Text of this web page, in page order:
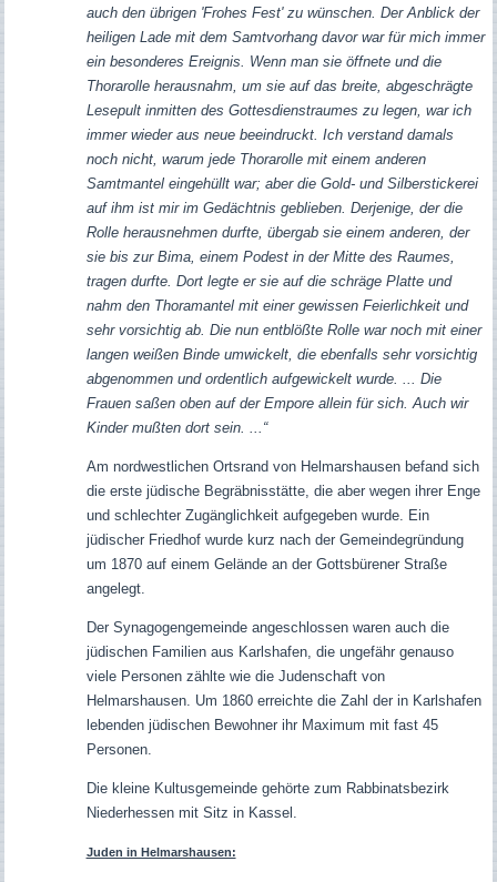
auch den übrigen 'Frohes Fest' zu wünschen. Der Anblick der
heiligen Lade mit dem Samtvorhang davor war für mich immer
ein besonderes Ereignis. Wenn man sie öffnete und die
Thorarolle herausnahm, um sie auf das breite, abgeschrägte
Lesepult inmitten des Gottesdienstraumes zu legen, war ich
immer wieder aus neue beeindruckt. Ich verstand damals
noch nicht, warum jede Thorarolle mit einem anderen
Samtmantel eingehüllt war; aber die Gold- und Silberstickerei
auf ihm ist mir im Gedächtnis geblieben. Derjenige, der die
Rolle herausnehmen durfte, übergab sie einem anderen, der
sie bis zur Bima, einem Podest in der Mitte des Raumes,
tragen durfte. Dort legte er sie auf die schräge Platte und
nahm den Thoramantel mit einer gewissen Feierlichkeit und
sehr vorsichtig ab. Die nun entblößte Rolle war noch mit einer
langen weißen Binde umwickelt, die ebenfalls sehr vorsichtig
abgenommen und ordentlich aufgewickelt wurde. ... Die
Frauen saßen oben auf der Empore allein für sich. Auch wir
Kinder mußten dort sein. ...“
Am nordwestlichen Ortsrand von Helmarshausen befand sich
die erste jüdische Begräbnisstätte, die aber wegen ihrer Enge
und schlechter Zugänglichkeit aufgegeben wurde.
Ein
jüdischer Friedhof wurde kurz nach der Gemeindegründung
um 1870 auf einem Gelände an der Gottsbürener Straße
angelegt.
Der Synagogengemeinde angeschlossen waren auch die
jüdischen Familien aus Karlshafen, die ungefähr genauso
viele Personen zählte wie die Judenschaft von
Helmarshausen. Um 1860 erreichte die Zahl der in Karlshafen
lebenden jüdischen Bewohner ihr Maximum mit fast 45
Personen.
Die kleine Kultusgemeinde gehörte zum Rabbinatsbezirk
Niederhessen mit Sitz in Kassel.
Juden in Helmarshausen: